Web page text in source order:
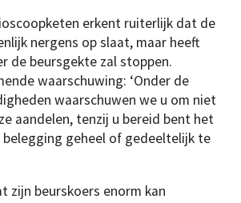
erkent ruiterlijk dat de
nergens op slaat, maar heeft
de beursgekte zal stoppen.
waarschuwing: ‘Onder de
waarschuwen we u om niet
aandelen, tenzij u bereid bent het
geheel of gedeeltelijk te
zijn beurskoers enorm kan